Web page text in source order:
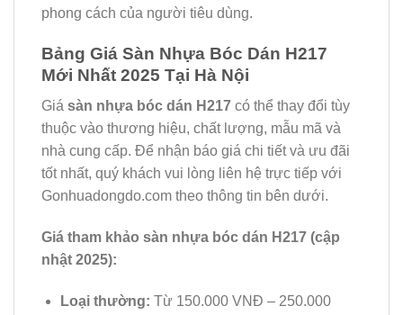
phong cách của người tiêu dùng.
Bảng Giá Sàn Nhựa Bóc Dán H217
Mới Nhất 2025 Tại Hà Nội
Giá sàn nhựa bóc dán H217 có thể thay đổi tùy
thuộc vào thương hiệu, chất lượng, mẫu mã và
nhà cung cấp. Để nhận báo giá chi tiết và ưu đãi
tốt nhất, quý khách vui lòng liên hệ trực tiếp với
Gonhuadongdo.com theo thông tin bên dưới.
Giá tham khảo sàn nhựa bóc dán H217 (cập
nhật 2025):
Loại thường: Từ 150.000 VNĐ – 250.000